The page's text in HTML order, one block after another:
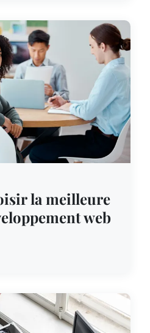
la meilleure
web